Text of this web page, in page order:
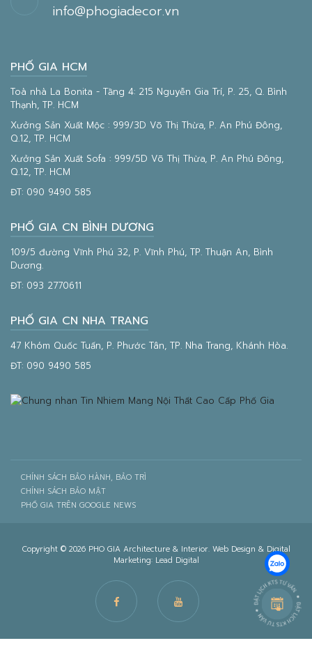
info@phogiadecor.vn
PHỐ GIA HCM
Toà nhà La Bonita - Tầng 4: 215 Nguyễn Gia Trí, P. 25, Q. Bình
Thạnh, TP. HCM
Xưởng Sản Xuất Mộc : 999/3D Võ Thị Thừa, P. An Phú Đông,
Q.12, TP. HCM
Xưởng Sản Xuất Sofa : 999/5D Võ Thị Thừa, P. An Phú Đông,
Q.12, TP. HCM
ĐT: 090 9490 585
PHỐ GIA CN BÌNH DƯƠNG
109/5 đường Vĩnh Phú 32, P. Vĩnh Phú, TP. Thuận An, Bình
Dương.
ĐT: 093 2770611
PHỐ GIA CN NHA TRANG
47 Khóm Quốc Tuấn, P. Phước Tân, TP. Nha Trang, Khánh Hòa.
ĐT: 090 9490 585
CHÍNH SÁCH BẢO HÀNH, BẢO TRÌ
CHÍNH SÁCH BẢO MẬT
PHỐ GIA TRÊN GOOGLE NEWS
Copyright © 2026 PHO GIA Architecture & Interior. Web Design & Digital
Marketing: Lead Digital